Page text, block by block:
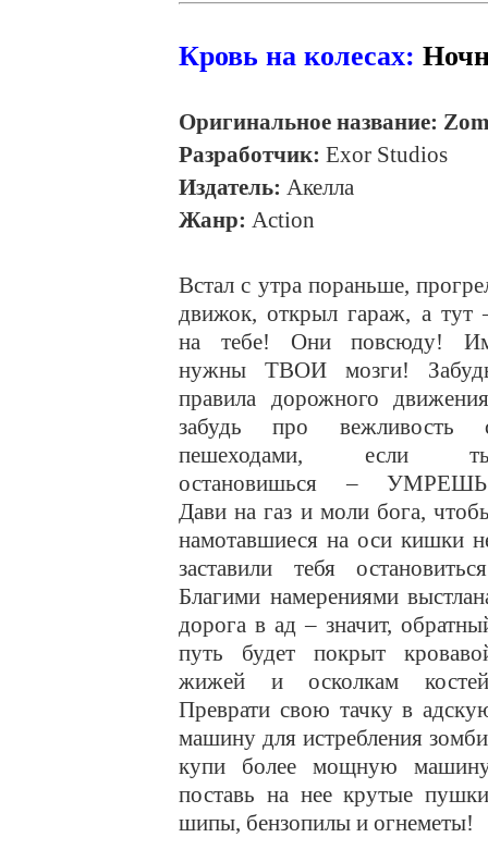
Кровь на колесах:
Оригинальное название:
Разработчик: Exor Studios
Издатель: Акелла
Жанр: Action
Встал с утра пораньше,
движок, открыл гараж, а тут
на тебе! Они повсюду!
нужны ТВОИ мозги!
правила дорожного
забудь про вежливость
пешеходами, если
остановишься –
Дави на газ и моли бога,
намотавшиеся на оси кишки
заставили тебя
Благими намерениями
дорога в ад – значит,
путь будет покрыт
жижей и осколкам
Преврати свою тачку в
машину для истребления
купи более мощную
поставь на нее крутые
шипы, бензопилы и огнеметы!